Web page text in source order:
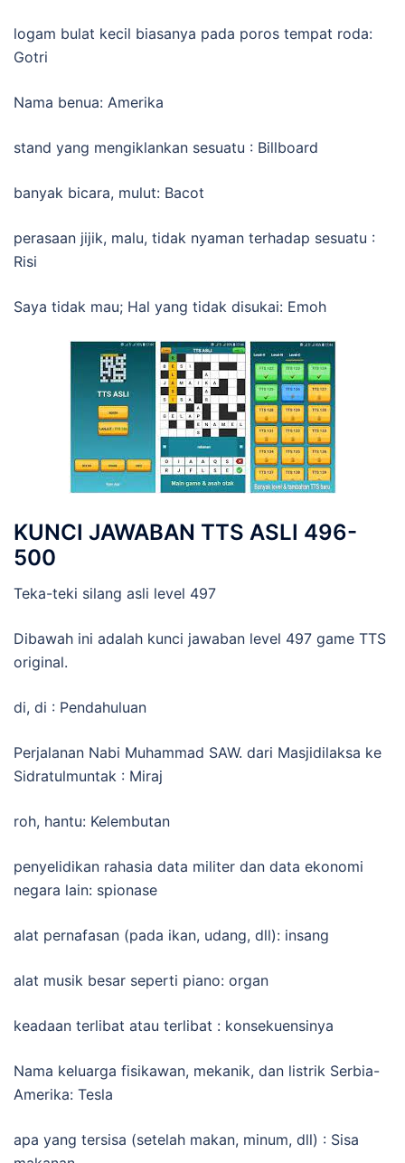
logam bulat kecil biasanya pada poros tempat roda:
Gotri
Nama benua: Amerika
stand yang mengiklankan sesuatu : Billboard
banyak bicara, mulut: Bacot
perasaan jijik, malu, tidak nyaman terhadap sesuatu :
Risi
Saya tidak mau; Hal yang tidak disukai: Emoh
KUNCI JAWABAN TTS ASLI 496-
500
Teka-teki silang asli level 497
Dibawah ini adalah kunci jawaban level 497 game TTS
original.
di, di : Pendahuluan
Perjalanan Nabi Muhammad SAW. dari Masjidilaksa ke
Sidratulmuntak : Miraj
roh, hantu: Kelembutan
penyelidikan rahasia data militer dan data ekonomi
negara lain: spionase
alat pernafasan (pada ikan, udang, dll): insang
alat musik besar seperti piano: organ
keadaan terlibat atau terlibat : konsekuensinya
Nama keluarga fisikawan, mekanik, dan listrik Serbia-
Amerika: Tesla
apa yang tersisa (setelah makan, minum, dll) : Sisa